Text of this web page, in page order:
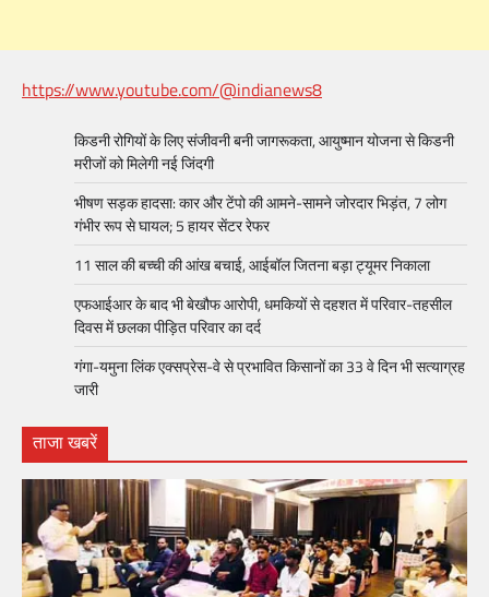
https://www.youtube.com/@indianews8
किडनी रोगियों के लिए संजीवनी बनी जागरूकता, आयुष्मान योजना से किडनी
मरीजों को मिलेगी नई जिंदगी
भीषण सड़क हादसा: कार और टेंपो की आमने-सामने जोरदार भिड़ंत, 7 लोग
गंभीर रूप से घायल; 5 हायर सेंटर रेफर​
11 साल की बच्ची की आंख बचाई, आईबॉल जितना बड़ा ट्यूमर निकाला
एफआईआर के बाद भी बेखौफ आरोपी, धमकियों से दहशत में परिवार-तहसील
दिवस में छलका पीड़ित परिवार का दर्द
गंगा-यमुना लिंक एक्सप्रेस-वे से प्रभावित किसानों का 33 वे दिन भी सत्याग्रह
जारी
ताजा खबरें